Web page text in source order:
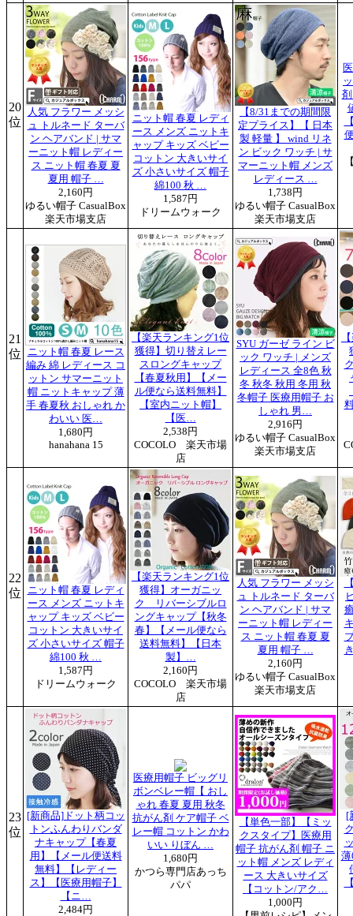
20
位
人気 フラワー メッシ
ュ トルネード ターバ
ン ヘアバンド | サマ
ーニット帽 レディー
ス ニット帽 春夏 夏
夏用 帽子 …
2,160円
ゆるい帽子 CasualBox
楽天市場支店
ニット帽 春夏 レディ
ース メンズ ニットキ
ャップ キッズ ベビー
コットン 大きいサイ
ズ 小さいサイズ 帽子
綿100 秋 …
1,587円
ドリームウォーク
【8/31までの期間限
定プライス】【 日本
製 軽量 】 wind リネ
ン ビック ワッチ | サ
マーニット帽 メンズ
レディース …
1,738円
ゆるい帽子 CasualBox
楽天市場支店
21
位
ニット帽 春夏 レース
編み 綿 レディース コ
ットン サマーニット
帽 ニットキャップ 薄
手 春夏秋 おしゃれ か
わいい 医…
1,680円
hanahana 15
【楽天ランキング1位
獲得】切り替えレー
スロングキャップ
【春夏秋用】【メー
ル便なら送料無料】
【室内ニット帽】
【医…
2,538円
COCOLO 楽天市場
店
SYU ガーゼ ライン ビ
ック ワッチ | メンズ
レディース 全8色 秋
冬 秋冬 秋用 冬用 秋
冬帽子 医療用帽子 お
しゃれ 男…
2,916円
ゆるい帽子 CasualBox
楽天市場支店
22
位
ニット帽 春夏 レディ
ース メンズ ニットキ
ャップ キッズ ベビー
コットン 大きいサイ
ズ 小さいサイズ 帽子
綿100 秋 …
1,587円
ドリームウォーク
【楽天ランキング1位
獲得】オーガニッ
ク リバーシブルロ
ングキャップ【秋冬
春】【メール便なら
送料無料】【日本
製】…
2,160円
COCOLO 楽天市場
店
人気 フラワー メッシ
ュ トルネード ターバ
ン ヘアバンド | サマ
ーニット帽 レディー
ス ニット帽 春夏 夏
夏用 帽子 …
2,160円
ゆるい帽子 CasualBox
楽天市場支店
23
位
[新商品]ドット柄コッ
トンふんわりバンダ
ナキャップ【春夏
用】【メール便送料
無料】【レディー
ス】【医療用帽子】
【ニ…
2,484円
医療用帽子 ビッグリ
ボンベレー帽【 おし
ゃれ 春夏 夏用 秋冬
抗がん剤 ケア帽子 ベ
レー帽 コットン かわ
いい りぼん …
1,680円
かつら専門店あっち
パパ
【単色一部】【ミッ
クスタイプ】医療用
帽子 抗がん剤 帽子 ニ
ット帽 メンズ レディ
ース 大きいサイズ
【コットン/アク…
1,000円
[
薄